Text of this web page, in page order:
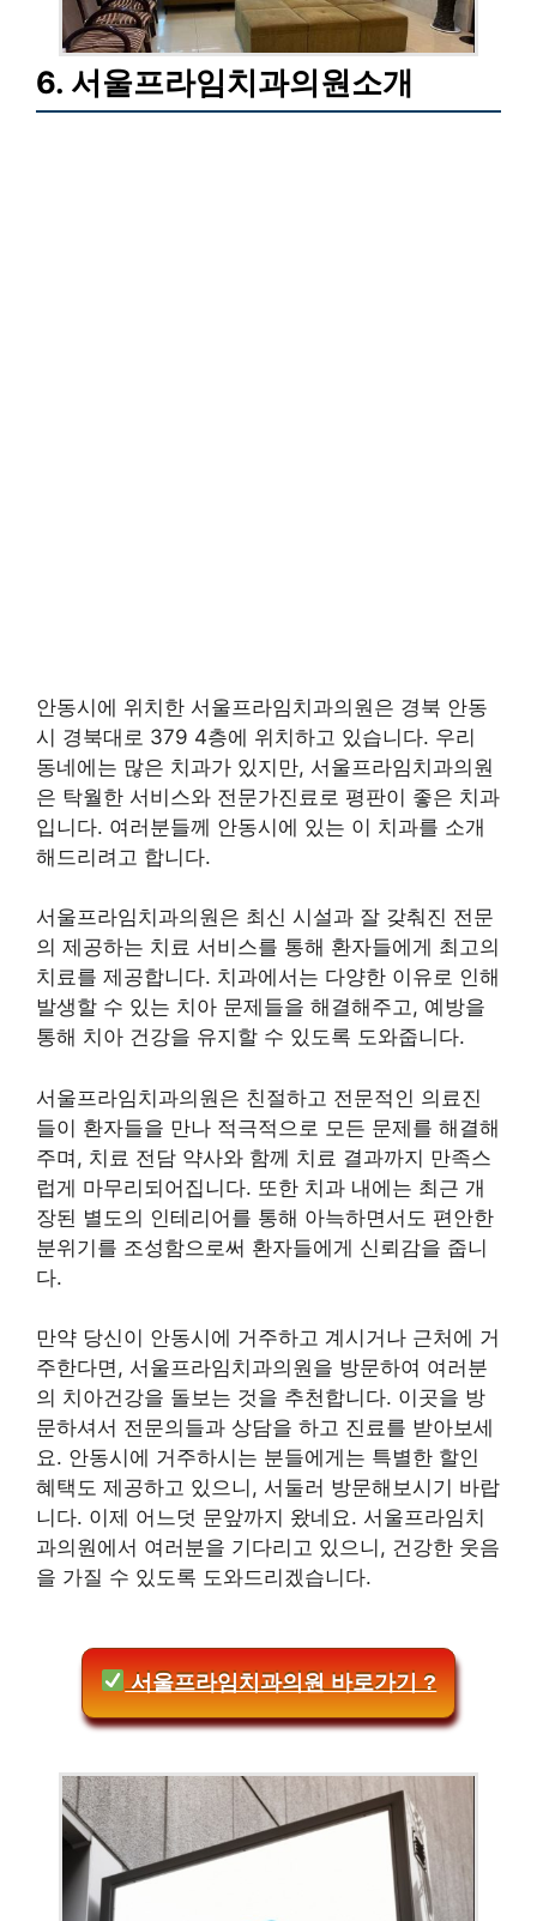
6. 서울프라임치과의원소개
안동시에 위치한 서울프라임치과의원은 경북 안동
시 경북대로 379 4층에 위치하고 있습니다. 우리
동네에는 많은 치과가 있지만, 서울프라임치과의원
은 탁월한 서비스와 전문가진료로 평판이 좋은 치과
입니다. 여러분들께 안동시에 있는 이 치과를 소개
해드리려고 합니다.
서울프라임치과의원은 최신 시설과 잘 갖춰진 전문
의 제공하는 치료 서비스를 통해 환자들에게 최고의
치료를 제공합니다. 치과에서는 다양한 이유로 인해
발생할 수 있는 치아 문제들을 해결해주고, 예방을
통해 치아 건강을 유지할 수 있도록 도와줍니다.
서울프라임치과의원은 친절하고 전문적인 의료진
들이 환자들을 만나 적극적으로 모든 문제를 해결해
주며, 치료 전담 약사와 함께 치료 결과까지 만족스
럽게 마무리되어집니다. 또한 치과 내에는 최근 개
장된 별도의 인테리어를 통해 아늑하면서도 편안한
분위기를 조성함으로써 환자들에게 신뢰감을 줍니
다.
만약 당신이 안동시에 거주하고 계시거나 근처에 거
주한다면, 서울프라임치과의원을 방문하여 여러분
의 치아건강을 돌보는 것을 추천합니다. 이곳을 방
문하셔서 전문의들과 상담을 하고 진료를 받아보세
요. 안동시에 거주하시는 분들에게는 특별한 할인
혜택도 제공하고 있으니, 서둘러 방문해보시기 바랍
니다. 이제 어느덧 문앞까지 왔네요. 서울프라임치
과의원에서 여러분을 기다리고 있으니, 건강한 웃음
을 가질 수 있도록 도와드리겠습니다.
서울프라임치과의원 바로가기 ?